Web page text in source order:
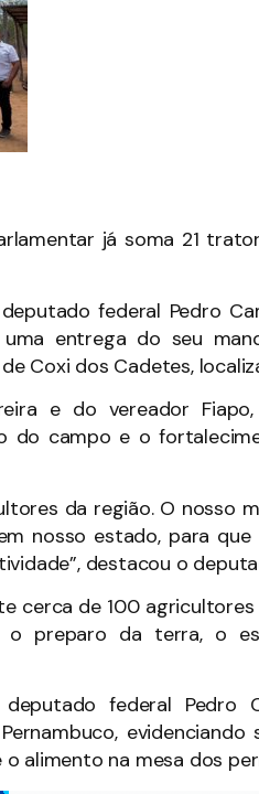
já soma 21
federal Pedro
entrega do seu
Coxi dos Cadetes,
e do vereador
do campo e o
da região. O nosso
nosso estado, para
destacou o
cerca de 100
o preparo da terra, o
federal Pedro
alimento na mesa dos